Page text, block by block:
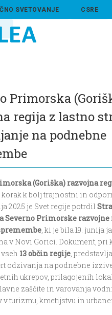
SVETOVANJE CSRE
Primorska
regija z lastno
na podnebne
(Goriška) razvojna
korak k bolj trajnostni in
2025 je Svet regije potrdil
Severno Primorske razvojne
, ki je bila 19. junija
v Novi Gorici. Dokument, pri
13 občin regije,
odzivanja na podnebne
ukrepov, prilagojenih
zaščite in varovanja
v turizmu, kmetijstvu in